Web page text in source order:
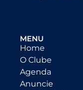
MENU
Home
O Clube
Agenda
Anuncie